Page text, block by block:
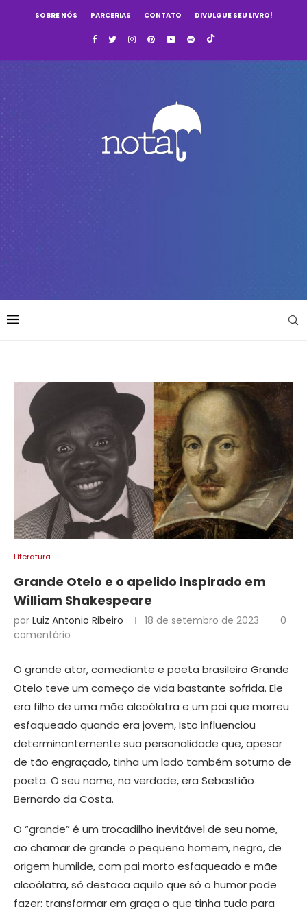
SOBRE NÓS PARCERIAS CONTATO DIVULGUE SEU LIVRO!
Literatura
Grande Otelo e o apelido inspirado em
William Shakespeare
por Luiz Antonio Ribeiro 18 de setembro de 2023
0
comentário
O grande ator, comediante e poeta brasileiro Grande
Otelo teve um começo de vida bastante sofrida. Ele
era filho de uma mãe alcoólatra e um pai que morreu
esfaqueado quando era jovem, Isto influenciou
determinantemente sua personalidade que, apesar
de tão engraçado, tinha um lado também soturno de
poeta. O seu nome, na verdade, era Sebastião
Bernardo da Costa.
O “grande” é um trocadilho inevitável de seu nome,
ao chamar de grande o pequeno homem, negro, de
origem humilde, com pai morto esfaqueado e mãe
alcoólatra, só destaca aquilo que só o humor pode
fazer: transformar em graça o que tinha tudo para